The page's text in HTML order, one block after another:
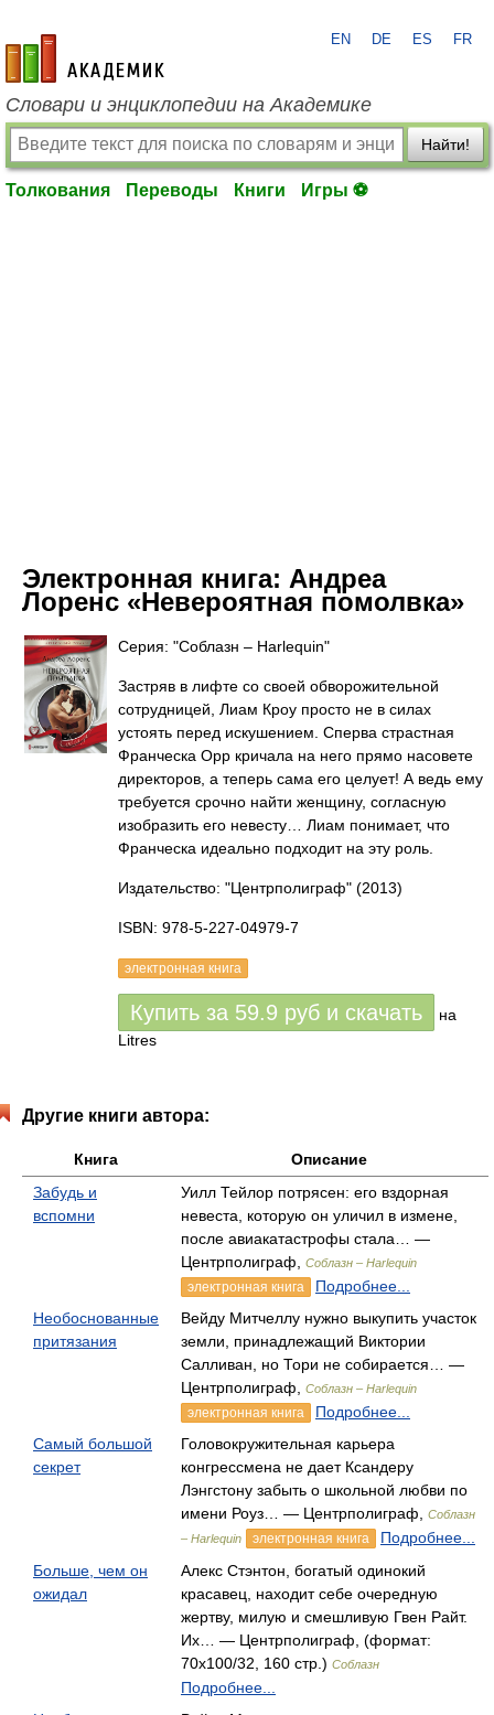
academic.ru
EN DE ES FR
Словари и энциклопедии на Академике
Найти!
Толкования Переводы Книги Игры ⚽
Электронная книга: Андреа
Лоренс «Невероятная помолвка»
Серия: "Соблазн – Harlequin"
Застряв в лифте со своей обворожительной
сотрудницей, Лиам Кроу просто не в силах
устоять перед искушением. Сперва страстная
Франческа Орр кричала на него прямо насовете
директоров, а теперь сама его целует! А ведь ему
требуется срочно найти женщину, согласную
изобразить его невесту… Лиам понимает, что
Франческа идеально подходит на эту роль.
Издательство: "Центрполиграф" (2013)
ISBN: 978-5-227-04979-7
электронная книга
Купить за 59.9 руб и скачать
на
Litres
Другие книги автора:
Книга
Описание
Забудь и
вспомни
Уилл Тейлор потрясен: его вздорная
невеста, которую он уличил в измене,
после авиакатастрофы стала… —
Центрполиграф,
Соблазн – Harlequin
электронная книга
Подробнее...
Необоснованные
притязания
Вейду Митчеллу нужно выкупить участок
земли, принадлежащий Виктории
Салливан, но Тори не собирается… —
Центрполиграф,
Соблазн – Harlequin
электронная книга
Подробнее...
Самый большой
секрет
Головокружительная карьера
конгрессмена не дает Ксандеру
Лэнгстону забыть о школьной любви по
имени Роуз… — Центрполиграф,
Соблазн
– Harlequin
электронная книга
Подробнее...
Больше, чем он
ожидал
Алекс Стэнтон, богатый одинокий
красавец, находит себе очередную
жертву, милую и смешливую Гвен Райт.
Их… — Центрполиграф, (формат:
70x100/32, 160 стр.) Соблазн
Подробнее...